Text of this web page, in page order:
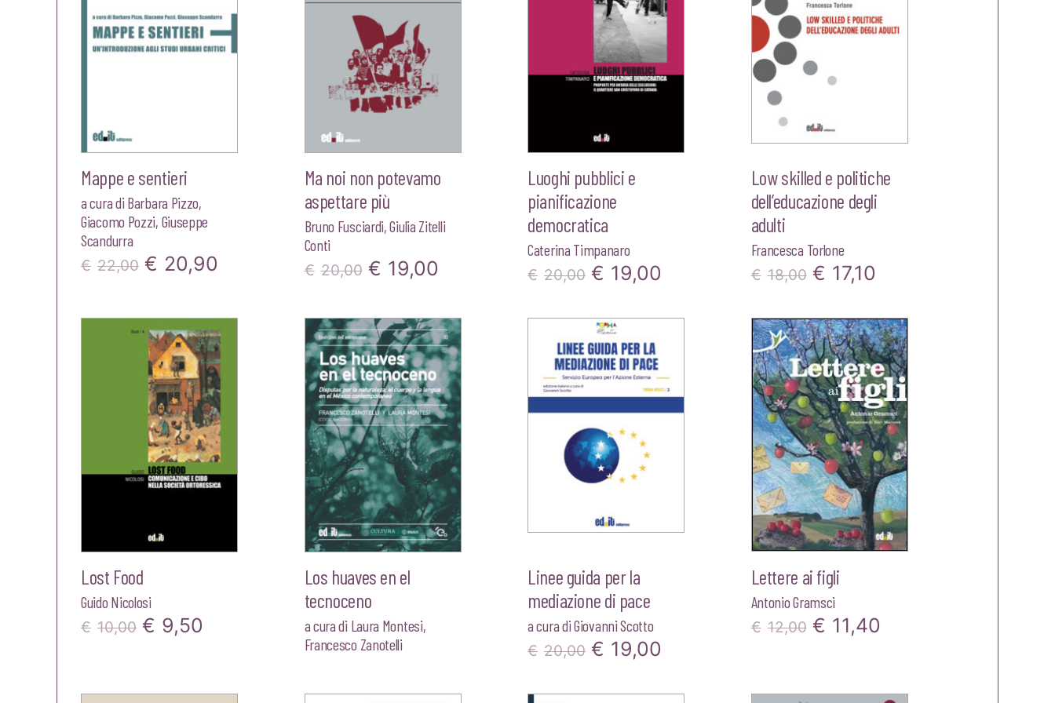
Mappe e sentieri
a cura di Barbara Pizzo,
Giacomo Pozzi, Giuseppe
Scandurra
€ 22,00 Il
originale
era:
€22,00.
€ 20,90
attuale
è:
€20,90.
Ma noi non potevamo
aspettare più
Bruno Fusciardi,Giulia Zitelli
Conti
€ 20,00 Il
originale
era:
€20,00.
€ 19,00
attuale
è:
€19,00.
Luoghi pubblici e
pianificazione
democratica
Caterina Timpanaro
€ 20,00 Il
originale
era:
€20,00.
€ 19,00
€19,00.
Low skilled e politiche
dell’educazione degli
adulti
Francesca Torlone
€ 18,00 Il
originale
era:
€18,00.
€ 17,10
attuale
è:
€17,10.
Lost Food
Guido Nicolosi
€ 10,00 Il
€ 9,50
Los huaves en el
tecnoceno
a cura di Laura Montesi,
Francesco Zanotelli
Linee guida per la
mediazione di pace
a cura diGiovanni Scotto
€ 20,00 Il
€ 19,00
Lettere ai figli
Antonio Gramsci
€ 12,00 Il
€ 11,40